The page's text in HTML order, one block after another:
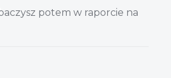
potem w raporcie na